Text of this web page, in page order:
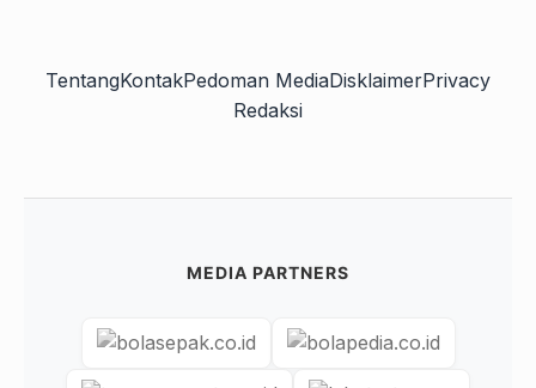
TentangKontakPedoman MediaDisklaimerPrivacy
Redaksi
MEDIA PARTNERS